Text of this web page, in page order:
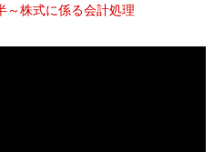
株式に係る会計処理